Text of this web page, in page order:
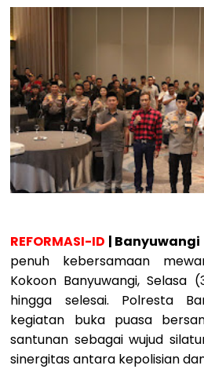
REFORMASI-ID | Banyuwangi
penuh kebersamaan
Kokoon Banyuwangi, Selasa
hingga selesai. Polresta
kegiatan buka puasa
santunan sebagai wujud
sinergitas antara kepolisian